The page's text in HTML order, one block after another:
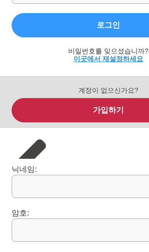
로그인
비밀번호를 잊으셨습니까?
이곳에서 재설정하세요
계정이 없으신가요?
가입하기
닉네임:
암호: